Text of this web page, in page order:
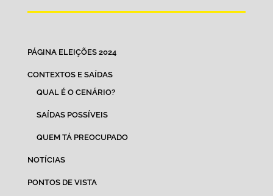
PÁGINA ELEIÇÕES 2024
CONTEXTOS E SAÍDAS
QUAL É O CENÁRIO?
SAÍDAS POSSÍVEIS
QUEM TÁ PREOCUPADO
NOTÍCIAS
PONTOS DE VISTA